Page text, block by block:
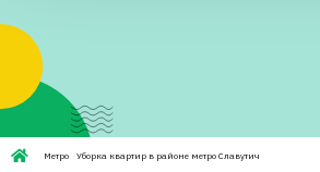
Метро Уборка квартир в районе метро Славутич